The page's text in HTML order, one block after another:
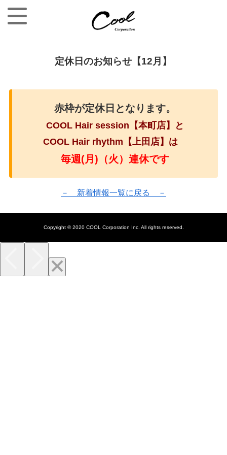
定休日のお知らせ【12月】
赤枠が定休日となります。
COOL Hair session 【本町店】と
COOL Hair rhythm【上田店】は
毎週(月 ) （火）連休です
－ 新着情報一覧に戻る －
Copyright © 2020 COOL Corporation Inc. All rights reserved.